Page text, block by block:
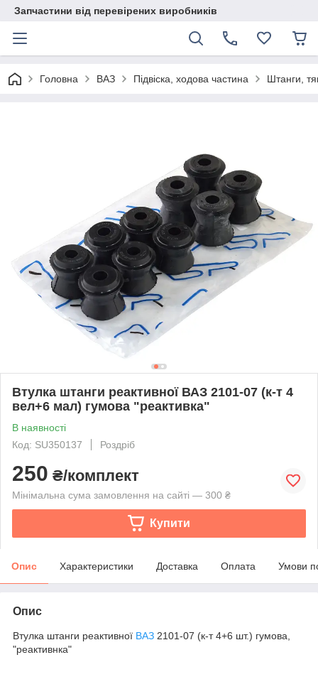
Запчастини від перевірених виробників
Головна ВАЗ Підвіска, ходова частина Штанги,
Втулка штанги реактивної ВАЗ 2101-07 (к-т 4
вел+6 мал) гумова "реактивка"
В наявності
Код: SU350137
Роздріб
250 ₴/комплект
Мінімальна сума замовлення на сайті — 300 ₴
Купити
Опис Характеристики Доставка Оплата Умови
Опис
Втулка штанги реактивної ВАЗ 2101-07 (к-т 4+6 шт.) гумова,
"реактивнка"